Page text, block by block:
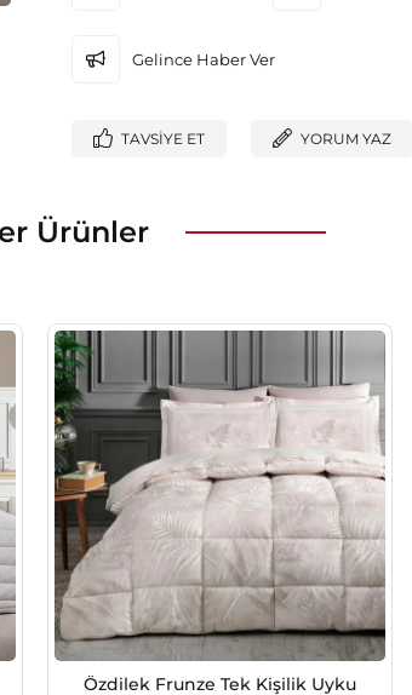
Gelince Haber Ver
TAVSIYE ET YORUM YAZ
Ürünler
Özdilek Frunze Tek Kişilik Uyku